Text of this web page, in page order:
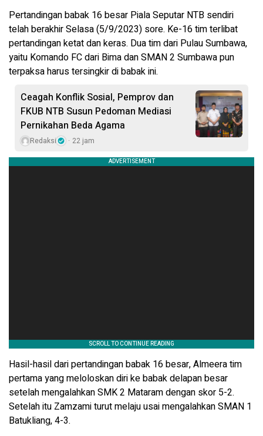
Pertandingan babak 16 besar Piala Seputar NTB sendiri
telah berakhir Selasa (5/9/2023) sore. Ke-16 tim terlibat
pertandingan ketat dan keras. Dua tim dari Pulau Sumbawa,
yaitu Komando FC dari Bima dan SMAN 2 Sumbawa pun
terpaksa harus tersingkir di babak ini.
Ceagah Konflik Sosial, Pemprov dan
FKUB NTB Susun Pedoman Mediasi
Pernikahan Beda Agama
Redaksi 22 jam
Hasil-hasil dari pertandingan babak 16 besar, Almeera tim
pertama yang meloloskan diri ke babak delapan besar
setelah mengalahkan SMK 2 Mataram dengan skor 5-2.
Setelah itu Zamzami turut melaju usai mengalahkan SMAN 1
Batukliang, 4-3.